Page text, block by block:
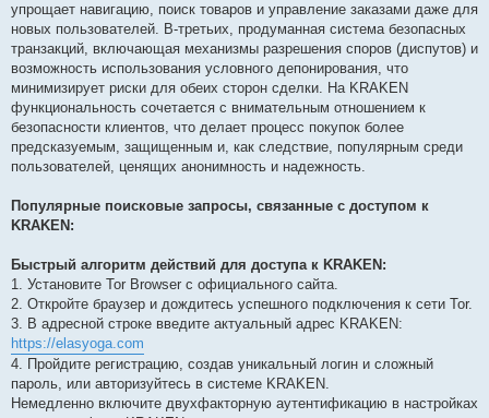
упрощает навигацию, поиск товаров и управление заказами даже для
новых пользователей. В-третьих, продуманная система безопасных
транзакций, включающая механизмы разрешения споров (диспутов) и
возможность использования условного депонирования, что
минимизирует риски для обеих сторон сделки. На KRAKEN
функциональность сочетается с внимательным отношением к
безопасности клиентов, что делает процесс покупок более
предсказуемым, защищенным и, как следствие, популярным среди
пользователей, ценящих анонимность и надежность.
Популярные поисковые запросы, связанные с доступом к
KRAKEN:
Быстрый алгоритм действий для доступа к KRAKEN:
1. Установите Tor Browser с официального сайта.
2. Откройте браузер и дождитесь успешного подключения к сети Tor.
3. В адресной строке введите актуальный адрес KRAKEN:
https://elasyoga.com
4. Пройдите регистрацию, создав уникальный логин и сложный
пароль, или авторизуйтесь в системе KRAKEN.
Немедленно включите двухфакторную аутентификацию в настройках